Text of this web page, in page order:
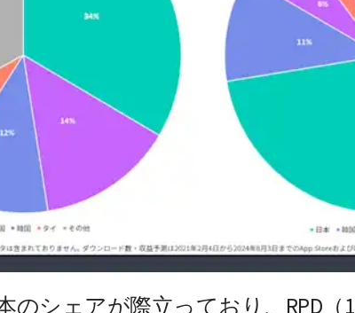
のシェアが際立っており、RPD（